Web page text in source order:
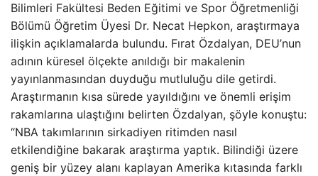
Bilimleri Fakültesi Beden Eğitimi ve Spor Öğretmenliği
Bölümü Öğretim Üyesi Dr. Necat Hepkon, araştırmaya
ilişkin açıklamalarda bulundu. Fırat Özdalyan, DEU’nun
adının küresel ölçekte anıldığı bir makalenin
yayınlanmasından duyduğu mutluluğu dile getirdi.
Araştırmanın kısa sürede yayıldığını ve önemli erişim
rakamlarına ulaştığını belirten Özdalyan, şöyle konuştu:
“NBA takımlarının sirkadiyen ritimden nasıl
etkilendiğine bakarak araştırma yaptık. Bilindiği üzere
geniş bir yüzey alanı kaplayan Amerika kıtasında farklı